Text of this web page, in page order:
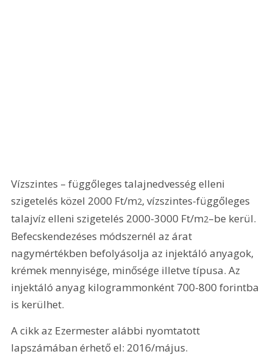
Vízszintes – függőleges talajnedvesség elleni
szigetelés közel 2000 Ft/m2, vízszintes-függőleges
talajvíz elleni szigetelés 2000-3000 Ft/m2–be kerül.
Befecskendezéses módszernél az árat
nagymértékben befolyásolja az injektáló anyagok,
krémek mennyisége, minősége illetve típusa. Az
injektáló anyag kilogrammonként 700-800 forintba
is kerülhet.
A cikk az Ezermester alábbi nyomtatott
lapszámában érhető el: 2016/május.